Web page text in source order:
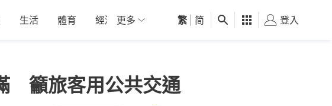
生活 體育 經濟 01深圳 觀點 健康 好食玩飛
更多 繁 简 登入
籲旅客用公共交通